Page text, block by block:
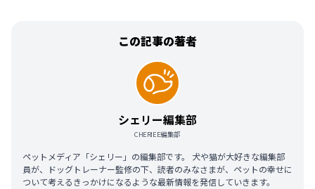
この記事の著者
シェリー編集部
CHERIEE編集部
ペットメディア「シェリー」の編集部です。 犬や猫が大好きな編集部
員が、ドッグトレーナー監修の下、読者のみなさまが、ペットの幸せに
ついて考えるきっかけになるような最新情報を発信していきます。